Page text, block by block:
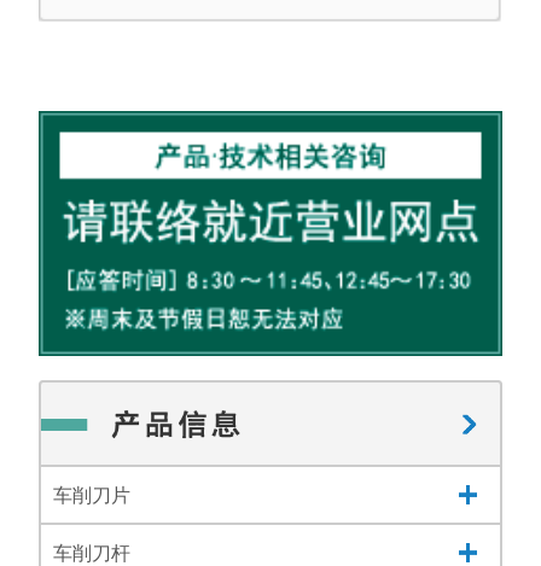
车削刀片
车削刀杆